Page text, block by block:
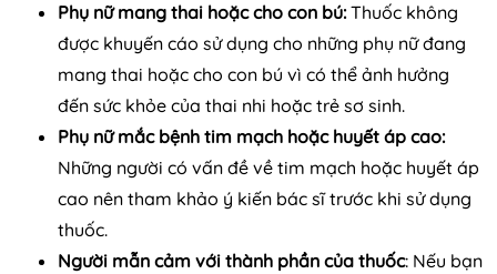
Phụ nữ mang thai hoặc cho con bú:Thuốc không
được khuyến cáo sử dụng cho những phụ nữ đang
mang thai hoặc cho con bú vì có thể ảnh hưởng
đến sức khỏe của thai nhi hoặc trẻ sơ sinh.
Phụ nữ mắc bệnh tim mạch hoặc huyết áp cao:
Những người có vấn đề về tim mạch hoặc huyết áp
cao nên tham khảo ý kiến bác sĩ trước khi sử dụng
thuốc.
Người mẫn cảm với thành phần của thuốc: Nếu bạn